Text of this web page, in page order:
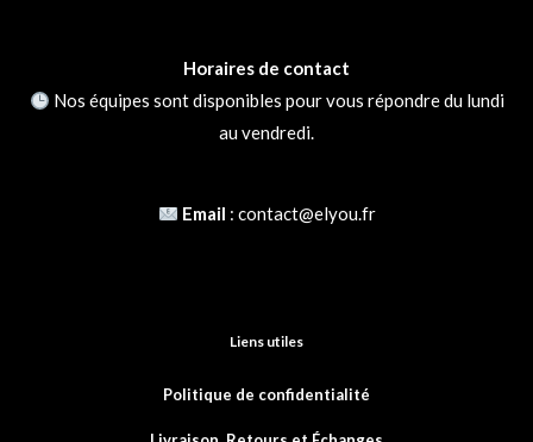
Horaires de contact
Nos équipes sont disponibles pour vous répondre du lundi
au vendredi.
Email : contact@elyou.fr
Liens utiles
Politique de confidentialité